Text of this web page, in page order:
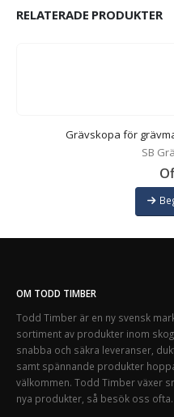
RELATERADE PRODUKTER
Grävskopa för
SB
OM TODD TIMBER
Todd Timber är en ny svensk
sortiment av produkter inom
snabba och säkra leveranser,
samt spännande produkter
välkommen. Todd Timber växer
nya produkter, så besök oss ofta.